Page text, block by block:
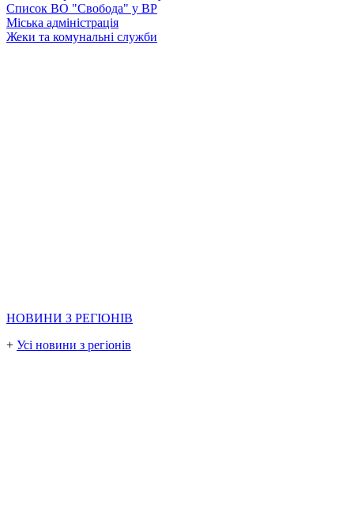
Список ВО "Свобода" у ВР
Міська адміністрація
Жеки та комунальні служби
НОВИНИ З РЕГІОНІВ
+ Усі новини з регіонів